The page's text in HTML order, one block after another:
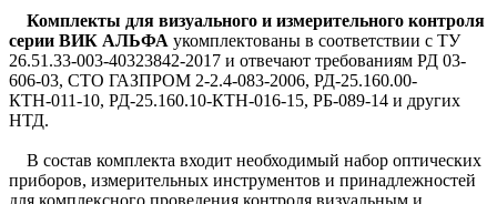
Комплекты для визуального и измерительного контроля
серии ВИК АЛЬФА укомплектованы в соответствии с ТУ
26.51.33-003-40323842-2017 и отвечают требованиям РД 03-
606-03, СТО ГАЗПРОМ 2-2.4-083-2006, РД-25.160.00-
КТН-011-10, РД-25.160.10-КТН-016-15, РБ-089-14 и других
НТД.
В состав комплекта входит необходимый набор оптических
приборов, измерительных инструментов и принадлежностей